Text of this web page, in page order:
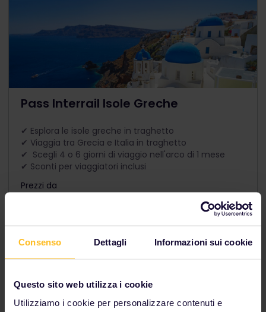
Consenso Dettagli Informazioni sui cookie
Questo sito web utilizza i cookie
Utilizziamo i cookie per personalizzare contenuti e
Pass Interrail Isole Greche
✔ Esplora le isole greche in traghetto
✔ Viaggia tra Grecia e Italia in traghetto
✔ Scegli 4 o 6 giorni di viaggio nell'arco di 1 mese
✔ Sconti per viaggiatori inclusi
Prezzi da